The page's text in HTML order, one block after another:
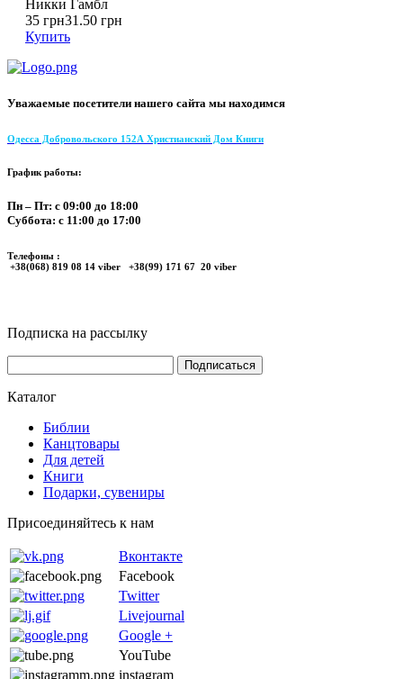
Никки Гамбл
35 грн31.50 грн
Купить
Уважаемые посетители нашего сайта мы находимся
Одесса Добровольского 152А Христианский Дом Книги
График работы:
Пн – Пт: с 09:00 до 18:00
Суббота: с 11:00 до 17:00
Телефоны :
+38(068) 819 08 14 viber +38(99) 171 67 20 viber
Подписка на рассылку
Каталог
Библии
Канцтовары
Для детей
Книги
Подарки, сувениры
Присоединяйтесь к нам
Вконтакте
Facebook
Twitter
Livejournal
Google +
YouTube
instagram